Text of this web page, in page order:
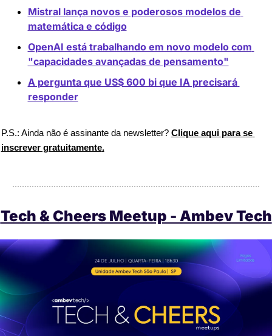
Mistral lança novos e poderosos modelos de
matemática e código
OpenAI está trabalhando em novo modelo com
"capacidades avançadas de pensamento"
A pergunta que US$ 600 bi que IA precisará
responder
P.S.: Ainda não é assinante da newsletter? Clique aqui para se
inscrever gratuitamente.
Tech & Cheers Meetup - Ambev Tech